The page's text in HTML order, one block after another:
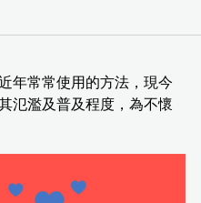
年常常使用的方法，現今
氾濫及普及程度，為不懷